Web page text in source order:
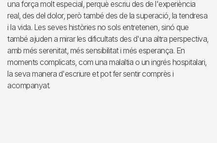
una força molt especial, perquè escriu des de l'experiència
real, des del dolor, però també des de la superació, la tendresa
i la vida. Les seves històries no sols entretenen, sinó que
també ajuden a mirar les dificultats des d'una altra perspectiva,
amb més serenitat, més sensibilitat i més esperança. En
moments complicats, com una malaltia o un ingrés hospitalari,
la seva manera d'escriure et pot fer sentir comprès i
acompanyat.